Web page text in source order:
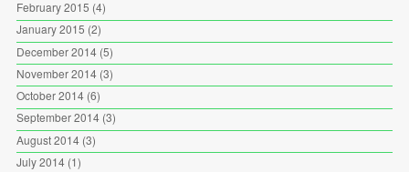
February 2015 (4)
January 2015 (2)
December 2014(5)
November 2014(3)
October 2014(6)
September 2014(3)
August 2014(3)
July 2014(1)